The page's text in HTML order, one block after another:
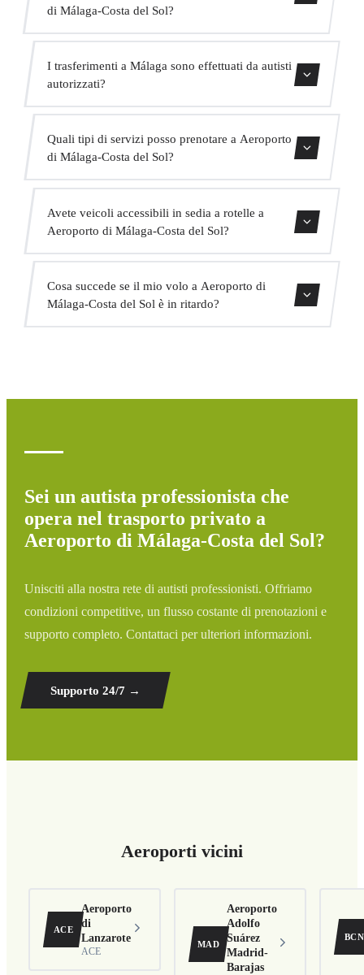
di Málaga-Costa del Sol?
Chiediamo di indicarlo al momento della prenotazione
I trasferimenti a Málaga sono effettuati da autisti
autorizzati?
assicurazione professionale e veicoli con revisione attuale.
Quali tipi di servizi posso prenotare a Aeroporto
di Málaga-Costa del Sol?
per hotel, trasferimenti da e per porti crocieristici,
e trasporto di gruppo.
Avete veicoli accessibili in sedia a rotelle a
Aeroporto di Málaga-Costa del Sol?
ridotta. Indicate questo al momento della prenotazione e
Cosa succede se il mio volo a Aeroporto di
Málaga-Costa del Sol è in ritardo?
Sei un autista professionista che
opera nel trasporto privato a
Aeroporto di Málaga-Costa del Sol?
Unisciti alla nostra rete di autisti professionisti. Offriamo
condizioni competitive, un flusso costante di prenotazioni e
supporto completo. Contattaci per ulteriori informazioni.
Supporto 24/7 →
Aeroporti vicini
ACE
Aeroporto
di
Lanzarote
ACE
MAD
Aeroporto
Adolfo
Suárez
Madrid-
Barajas
BCN